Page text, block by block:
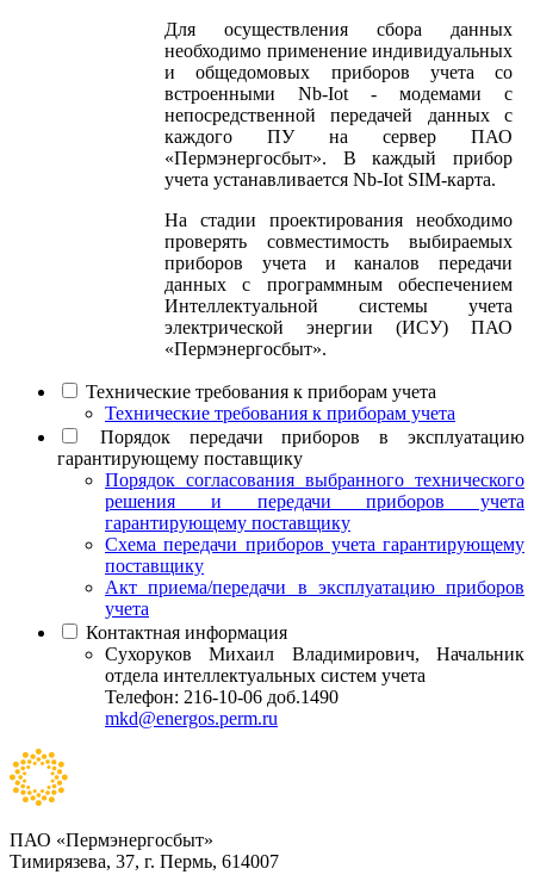
Для осуществления сбора данных
необходимо применение индивидуальных
и общедомовых приборов учета со
встроенными Nb-Iot - модемами с
непосредственной передачей данных с
каждого ПУ на сервер ПАО
«Пермэнергосбыт». В каждый прибор
учета устанавливается Nb-Iot SIM-карта.
На стадии проектирования необходимо
проверять совместимость выбираемых
приборов учета и каналов передачи
данных с программным обеспечением
Интеллектуальной системы учета
электрической энергии (ИСУ) ПАО
«Пермэнергосбыт».
Технические требования к приборам учета
Технические требования к приборам учета
Порядок передачи приборов в эксплуатацию
гарантирующему поставщику
Порядок согласования выбранного технического
решения и передачи приборов учета
гарантирующему поставщику
Схема передачи приборов учета гарантирующему
поставщику
Акт приема/передачи в эксплуатацию приборов
учета
Контактная информация
Сухоруков Михаил Владимирович, Начальник
отдела интеллектуальных систем учета
Телефон: 216-10-06 доб.1490
mkd@energos.perm.ru
ПАО «Пермэнергосбыт»
Тимирязева, 37, г. Пермь, 614007